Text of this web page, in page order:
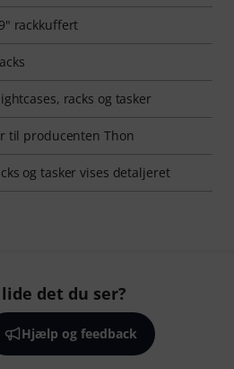
rackkuffert
racks og tasker
til producenten Thon
og tasker vises detaljeret
det du ser?
Hjælp og feedback